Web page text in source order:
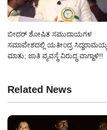
ಬೀದರ್ ಶೋಷಿತ ಸಮುದಾಯಗಳ
ಸಮಾವೇಶದಲ್ಲಿ ಯತೀಂದ್ರ ಸಿದ್ದರಾಮಯ್ಯ
ಮಾತು; ಜಾತಿ ವ್ಯವಸ್ಥೆ ವಿರುದ್ಧ ವಾಗ್ದಾಳಿ!!
Related News